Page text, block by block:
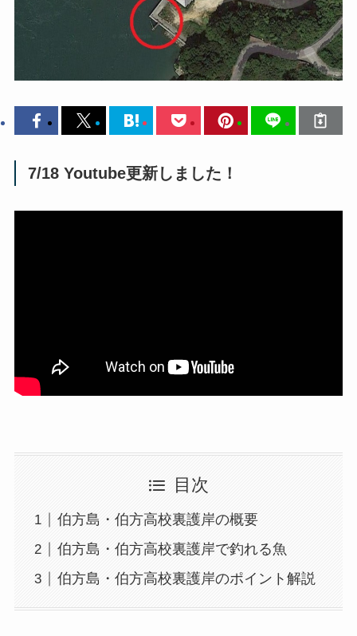
7/18 Youtube更新しました！
目次
伯方島・伯方高校裏護岸の概要
伯方島・伯方高校裏護岸で釣れる魚
伯方島・伯方高校裏護岸のポイント解説